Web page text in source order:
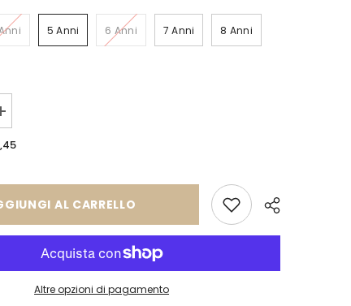
5 Anni 6 Anni 7 Anni 8 Anni
Aumenta
quantità
per
Giacca
AL CARRELLO
Altre opzioni di pagamento